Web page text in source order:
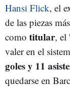
Hansi Flick, el
de las piezas
como titular, el
valer en el
goles y 11
quedarse en